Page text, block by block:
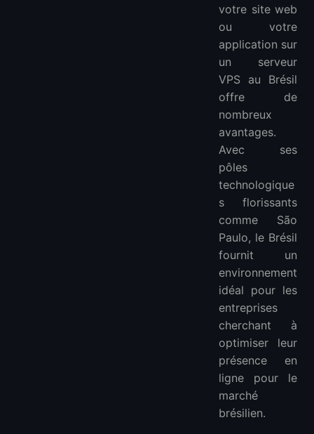
votre site web
ou votre
application sur
un serveur
VPS au Brésil
offre de
nombreux
avantages.
Avec ses
pôles
technologique
s florissants
comme São
Paulo, le Brésil
fournit un
environnement
idéal pour les
entreprises
cherchant à
optimiser leur
présence en
ligne pour le
marché
brésilien.